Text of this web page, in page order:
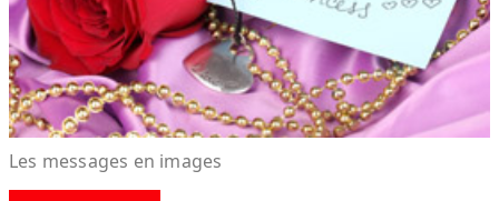
Les messages en images